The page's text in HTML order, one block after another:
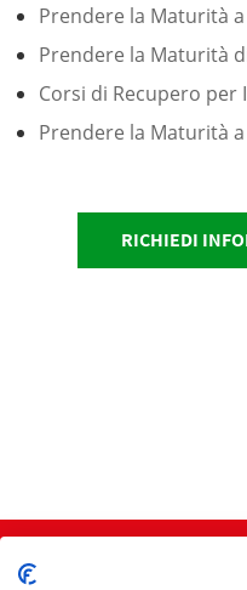
Prendere la Maturità
Prendere la Maturità
Corsi di Recupero per
Prendere la Maturità
RICHIEDI